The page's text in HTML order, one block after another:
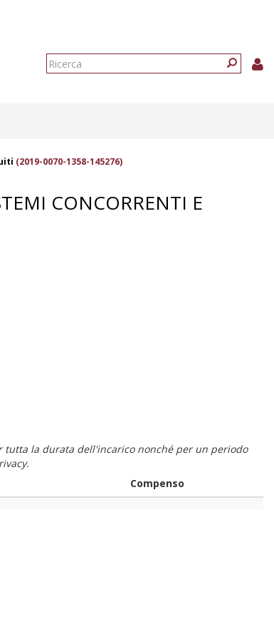
Form
(2019-0070-1358-145276)
CONCORRENTI E
la durata dell'incarico nonché per un periodo
Compenso